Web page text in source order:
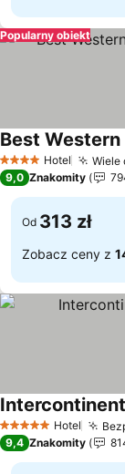
Popularny obiekt
4 KategoriaHotel Wiele
Wyświetl ceny
9,0 Znakomity
Od 313 zł
Zobacz ceny z
5 KategoriaHotel
9,4 Znakomity